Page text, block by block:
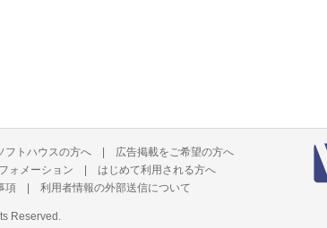
フトハウスの方へ | 広告掲載をご希望の方へ
ォメーション | はじめて利用される方へ
項 | 利用者情報の外部送信について
Reserved.